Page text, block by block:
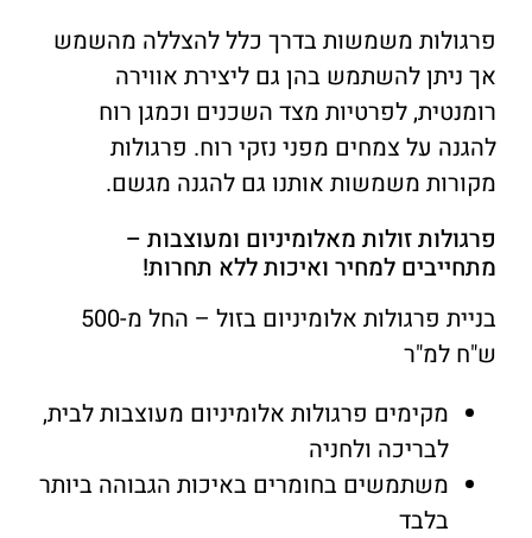
פרגולות משמשות בדרך כלל להצללה מהשמש
אך ניתן להשתמש בהן גם ליצירת אווירה
רומנטית, לפרטיות מצד השכנים וכמגן רוח
להגנה על צמחים מפני נזקי רוח. פרגולות
מקורות משמשות אותנו גם להגנה מגשם.
פרגולות זולות מאלומיניום ומעוצבות –
מתחייבים למחיר ואיכות ללא תחרות!
בניית פרגולות אלומיניום בזול – החל מ-500
ש"ח למ"ר
מקימים פרגולות אלומיניום מעוצבות לבית,
לבריכה ולחניה
משתמשים בחומרים באיכות הגבוהה ביותר
בלבד